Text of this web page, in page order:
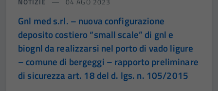
Gnl med s.rl. – nuova configurazione
deposito costiero “small scale” di gnl e
biognl da realizzarsi nel porto di vado ligure
– comune di bergeggi – rapporto preliminare
di sicurezza art. 18 del d. lgs. n. 105/2015